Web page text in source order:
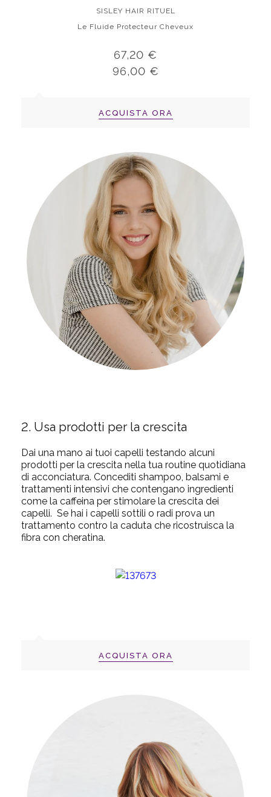
SISLEY HAIR RITUEL
Le Fluide Protecteur Cheveux
67,20 €
96,00 €
ACQUISTA ORA
2. Usa prodotti per la crescita
Dai una mano ai tuoi capelli testando alcuni
prodotti per la crescita nella tua routine quotidiana
di acconciatura. Concediti shampoo, balsami e
trattamenti intensivi che contengano ingredienti
come la caffeina per stimolare la crescita dei
capelli. Se hai i capelli sottili o radi prova un
trattamento contro la caduta che ricostruisca la
fibra con cheratina.
ACQUISTA ORA